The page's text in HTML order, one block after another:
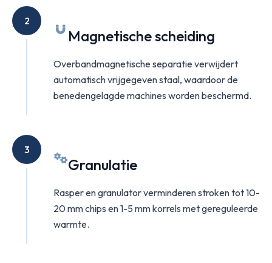
2
Magnetische scheiding
Overbandmagnetische separatie verwijdert
automatisch vrijgegeven staal, waardoor de
benedengelagde machines worden beschermd.
3
Granulatie
Rasper en granulator verminderen stroken tot 10-
20 mm chips en 1-5 mm korrels met gereguleerde
warmte.